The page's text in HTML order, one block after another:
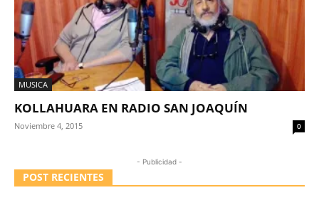
MUSICA
KOLLAHUARA EN RADIO SAN JOAQUÍN
Noviembre 4, 2015 0
- Publicidad -
POST RECIENTES